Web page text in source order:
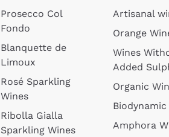
Prosecco Col
Fondo
Blanquette de
Limoux
Rosé Sparkling
Wines
Ribolla Gialla
Sparkling Wines
Artisanal
Orange
Wines
Added
Organic
Biodynamic
Amphora